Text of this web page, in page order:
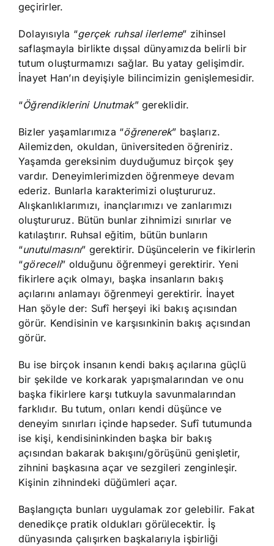
geçirirler.
Dolayısıyla “gerçek ruhsal ilerleme” zihinsel
saflaşmayla birlikte dışsal dünyamızda belirli bir
tutum oluşturmamızı sağlar. Bu yatay gelişimdir.
İnayet Han’ın deyişiyle bilincimizin genişlemesidir.
“Öğrendiklerini Unutmak” gereklidir.
Bizler yaşamlarımıza “öğrenerek” başlarız.
Ailemizden, okuldan, üniversiteden öğreniriz.
Yaşamda gereksinim duyduğumuz birçok şey
vardır. Deneyimlerimizden öğrenmeye devam
ederiz. Bunlarla karakterimizi oluştururuz.
Alışkanlıklarımızı, inançlarımızı ve zanlarımızı
oluştururuz. Bütün bunlar zihnimizi sınırlar ve
katılaştırır. Ruhsal eğitim, bütün bunların
“unutulmasını” gerektirir. Düşüncelerin ve fikirlerin
“göreceli” olduğunu öğrenmeyi gerektirir. Yeni
fikirlere açık olmayı, başka insanların bakış
açılarını anlamayı öğrenmeyi gerektirir. İnayet
Han şöyle der: Sufî herşeyi iki bakış açısından
görür. Kendisinin ve karşısınkinin bakış açısından
görür.
Bu ise birçok insanın kendi bakış açılarına güçlü
bir şekilde ve korkarak yapışmalarından ve onu
başka fikirlere karşı tutkuyla savunmalarından
farklıdır. Bu tutum, onları kendi düşünce ve
deneyim sınırları içinde hapseder. Sufî tutumunda
ise kişi, kendisininkinden başka bir bakış
açısından bakarak bakışını/görüşünü genişletir,
zihnini başkasına açar ve sezgileri zenginleşir.
Kişinin zihnindeki düğümleri açar.
Başlangıçta bunları uygulamak zor gelebilir. Fakat
denedikçe pratik oldukları görülecektir. İş
dünyasında çalışırken başkalarıyla işbirliği